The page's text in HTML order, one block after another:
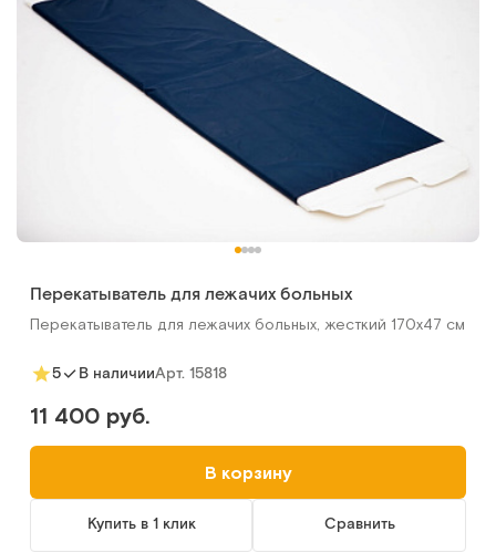
Перекатыватель для лежачих больных
Перекатыватель для лежачих больных, жесткий 170х47 см
5 В наличииАрт. 15818
11 400 руб.
В корзину
Купить в 1 клик Сравнить